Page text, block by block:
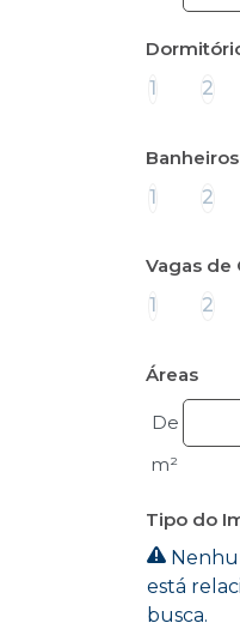
1
2
Banheiros
1
2
Vagas de
1
2
Áreas
De
m²
Tipo do
está
busca.